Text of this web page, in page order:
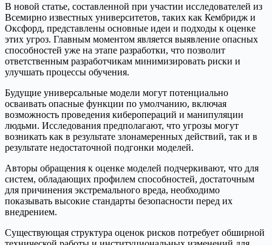
В новой статье, составленной при участии исследователей из
Всемирно известных университетов, таких как Кембридж и
Оксфорд, представлены основные идеи и подходы к оценке
этих угроз. Главным моментом является выявление опасных
способностей уже на этапе разработки, что позволит
ответственным разработчикам минимизировать риски и
улучшать процессы обучения.
Будущие универсальные модели могут потенциально
осваивать опасные функции по умолчанию, включая
возможность проведения киберопераций и манипуляции
людьми. Исследования предполагают, что угрозы могут
возникать как в результате злонамеренных действий, так и в
результате недостаточной подгонки моделей.
Авторы обращения к оценке моделей подчеркивают, что для
систем, обладающих профилем способностей, достаточным
для причинения экстремального вреда, необходимо
показывать высокие стандарты безопасности перед их
внедрением.
Существующая структура оценок рисков потребует обширной